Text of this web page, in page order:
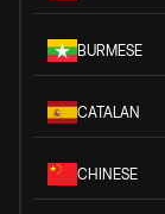
BURMESE
CATALAN
CHINESE